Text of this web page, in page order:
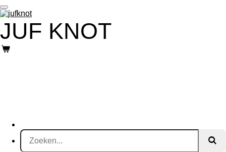
Ga
direct
naar
de
hoofdinhoud
JUF KNOT